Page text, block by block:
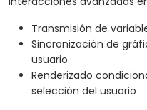
Transmisión de
Sincronización de
usuario
Renderizado
selección del usuario